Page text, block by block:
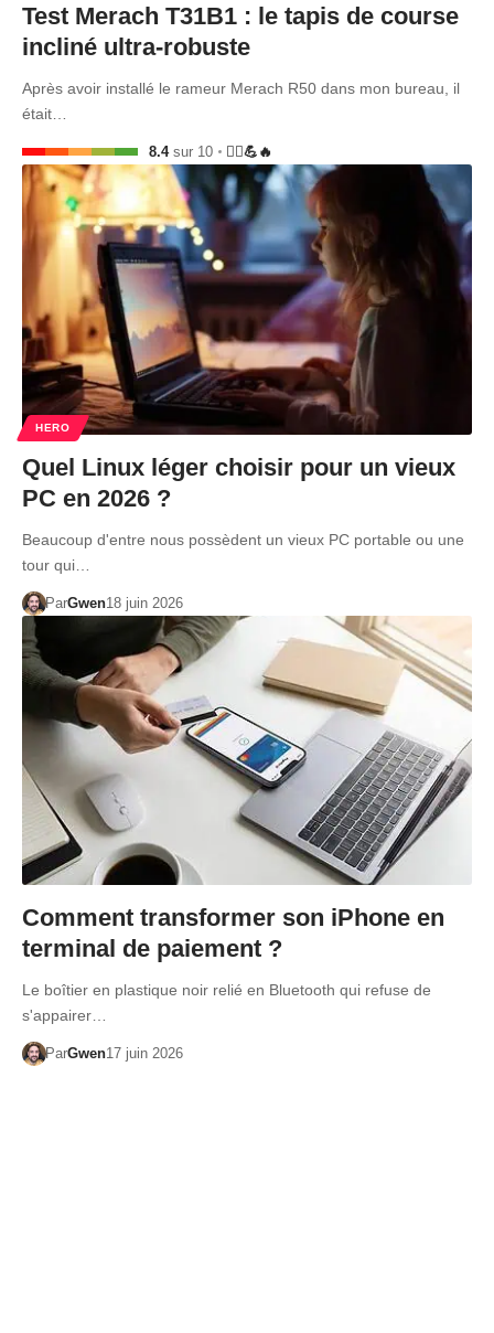
Test Merach T31B1 : le tapis de course
incliné ultra-robuste
Après avoir installé le rameur Merach R50 dans mon bureau, il
était…
8.4sur 10 🏃‍♂️💪🔥
HERO
Quel Linux léger choisir pour un vieux
PC en 2026 ?
Beaucoup d'entre nous possèdent un vieux PC portable ou une
tour qui…
ParGwen18 juin 2026
Comment transformer son iPhone en
terminal de paiement ?
Le boîtier en plastique noir relié en Bluetooth qui refuse de
s'appairer…
ParGwen17 juin 2026